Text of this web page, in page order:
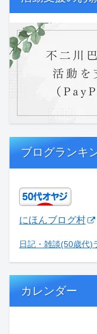
ブログランキ
にほんブログ村
日記・雑談(50歳代)
カレンダー